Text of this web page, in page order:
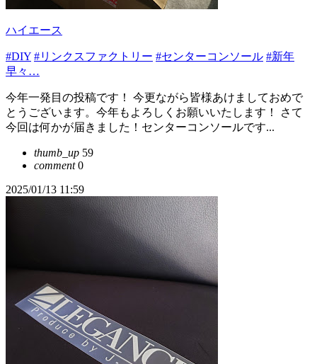
ハイエース
#DIY #リンクスファクトリー #センターコンソール #新年
早々…
今年一発目の投稿です！ 今更ながら皆様あけましておめで
とうございます。今年もよろしくお願いいたします！ さて
今回は何かが届きました！センターコンソールです...
thumb_up 59
comment0
2025/01/13 11:59